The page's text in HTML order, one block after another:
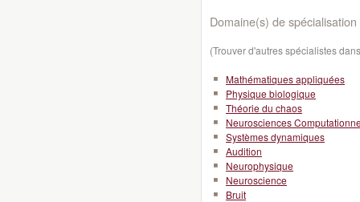
Domaine(s) de spécialisation
(Trouver d'autres spécialistes
Mathématiques appliquées
Physique biologique
Théorie du chaos
Neurosciences
Systèmes dynamiques
Audition
Neurophysique
Neuroscience
Bruit